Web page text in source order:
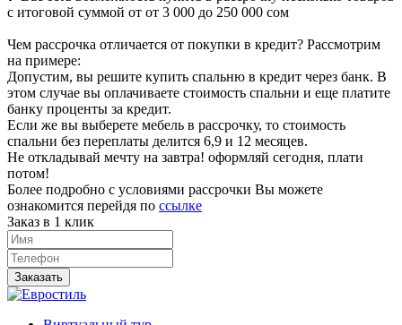
с итоговой суммой от от 3 000 до 250 000 сом
Чем рассрочка отличается от покупки в кредит? Рассмотрим
на примере:
Допустим, вы решите купить спальню в кредит через банк. В
этом случае вы оплачиваете стоимость спальни и еще платите
банку проценты за кредит.
Если же вы выберете мебель в рассрочку, то стоимость
спальни без переплаты делится 6,9 и 12 месяцев.
Не откладывай мечту на завтра! оформляй сегодня, плати
потом!
Более подробно с условиями рассрочки Вы можете
ознакомится перейдя по ссылке
Заказ в 1 клик
Заказать